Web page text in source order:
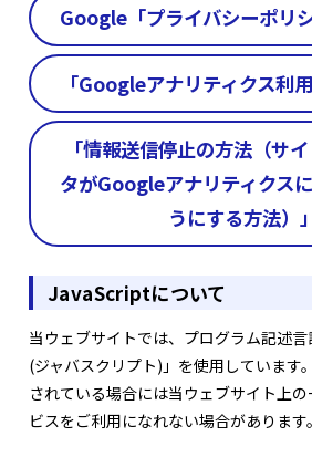
Google「プライバシーポリシ
「Googleアナリティクス利用
「情報送信停止の方法（サ
タがGoogleアナリティクス
うにする方法）」
JavaScriptについて
当ウェブサイトでは、プログラム記述
(ジャバスクリプト)」を使用していま
されている場合には当ウェブサイト上
ビスをご利用になれない場合があります。